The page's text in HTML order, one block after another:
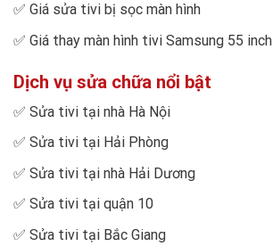
✅ Giá sửa tivi bị sọc màn hình
✅ Giá thay màn hình tivi Samsung 55 inch
Dịch vụ sửa chữa nổi bật
✅ Sửa tivi tại nhà Hà Nội
✅ Sửa tivi tại Hải Phòng
✅ Sửa tivi tại nhà Hải Dương
✅ Sửa tivi tại quận 10
✅ Sửa tivi tại Bắc Giang